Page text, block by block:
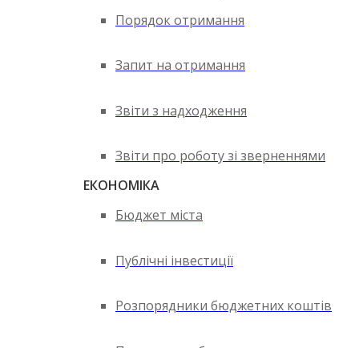
Порядок отримання
Запит на отримання
Звіти з надходження
Звіти про роботу зі зверненнями
ЕКОНОМІКА
Бюджет міста
Публічні інвестиції
Розпорядники бюджетних коштів